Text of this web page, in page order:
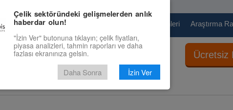
Pazaryeri Fiyat Tahminleri Araştırma
Ücretsiz
Çelik sektöründeki gelişmelerden anlık
haberdar olun!
"İzin Ver" butonuna tıklayın; çelik fiyatları,
piyasa analizleri, tahmin raporları ve daha
fazlası ekranınıza gelsin.
Daha Sonra İzin Ver